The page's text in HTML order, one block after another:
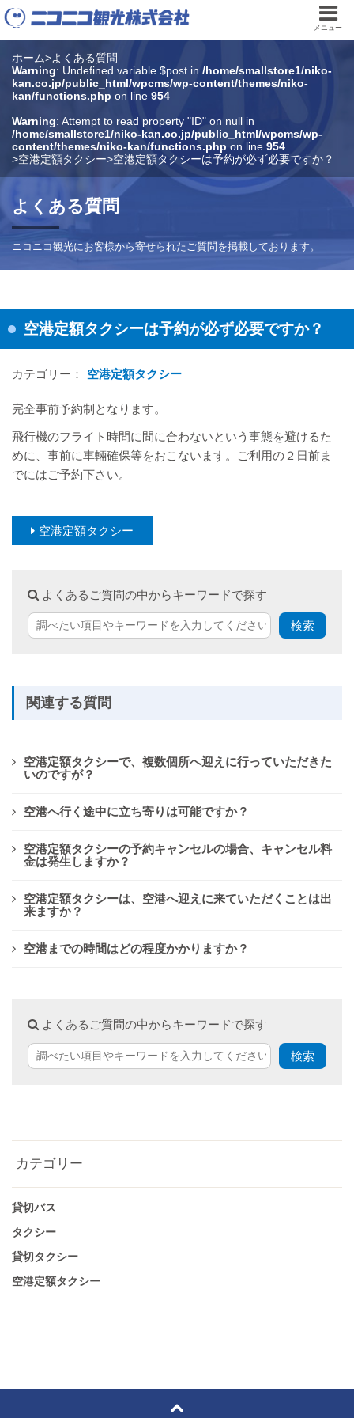
メニュー
ホーム>よくある質問
Warning: Undefined variable $post in /home/smallstore1/niko-
kan.co.jp/public_html/wpcms/wp-content/themes/niko-
kan/functions.php on line 954
Warning: Attempt to read property "ID" on null in
/home/smallstore1/niko-kan.co.jp/public_html/wpcms/wp-
content/themes/niko-kan/functions.php on line 954
>空港定額タクシー>空港定額タクシーは予約が必ず必要ですか？
よくある質問
ニコニコ観光にお客様から寄せられたご質問を掲載しております。
空港定額タクシーは予約が必ず必要ですか？
カテゴリー： 空港定額タクシー
完全事前予約制となります。
飛行機のフライト時間に間に合わないという事態を避けるた
めに、事前に車輛確保等をおこないます。ご利用の２日前ま
でにはご予約下さい。
空港定額タクシー
よくあるご質問の中からキーワードで探す
関連する質問
空港定額タクシーで、複数個所へ迎えに行っていただきた
いのですが？
空港へ行く途中に立ち寄りは可能ですか？
空港定額タクシーの予約キャンセルの場合、キャンセル料
金は発生しますか？
空港定額タクシーは、空港へ迎えに来ていただくことは出
来ますか？
空港までの時間はどの程度かかりますか？
よくあるご質問の中からキーワードで探す
カテゴリー
貸切バス
タクシー
貸切タクシー
空港定額タクシー